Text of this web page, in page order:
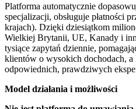
Platforma automatycznie
specjalizacji, obsługuje płatności
krajach). Dzięki dziesiątkom
Wielkiej Brytanii, UE, Kanady i
tysiące zapytań dziennie,
klientów o wysokich dochodach, a
odpowiednich, prawdziwych
Model działania i możliwości